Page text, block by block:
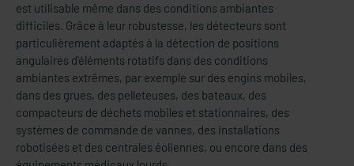
est utilisable même dans des conditions ambiantes
difficiles. Grâce à leur robustesse, les détecteurs sont
particulièrement adaptés à la détection de positions
angulaires d'éléments rotatifs dans des conditions
ambiantes extrêmes, par exemple sur des engins mobiles,
dans des grues, des pelleteuses, des bateaux, des
compacteurs de déchets mobiles et stationnaires, des
systèmes de commande de vannes, des installations
robotisées et des centrales éoliennes, ou encore dans des